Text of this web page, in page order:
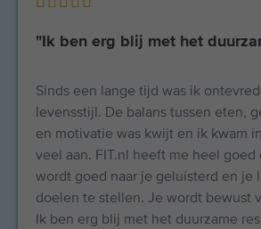
"Ik ben erg blij met het
Sinds een lange tijd was ik
levensstijl. De balans tussen eten,
en motivatie was kwijt en ik kwam
veel aan. FIT.nl heeft me heel goed
wordt goed naar je geluisterd en je
doelen te stellen. Je wordt bewust
Ik ben erg blij met het duurzame